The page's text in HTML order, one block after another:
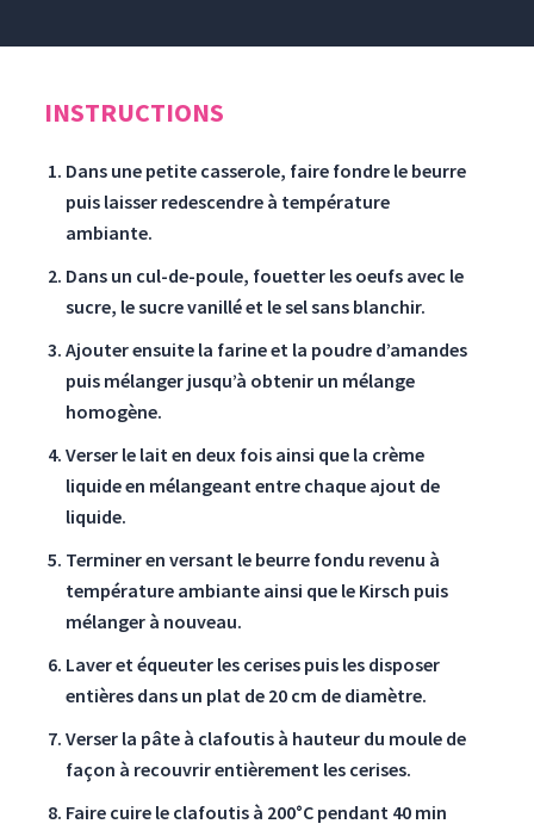
INSTRUCTIONS
Dans une petite casserole, faire fondre le beurre
puis laisser redescendre à température
ambiante.
Dans un cul-de-poule, fouetter les oeufs avec le
sucre, le sucre vanillé et le sel sans blanchir.
Ajouter ensuite la farine et la poudre d’amandes
puis mélanger jusqu’à obtenir un mélange
homogène.
Verser le lait en deux fois ainsi que la crème
liquide en mélangeant entre chaque ajout de
liquide.
Terminer en versant le beurre fondu revenu à
température ambiante ainsi que le Kirsch puis
mélanger à nouveau.
Laver et équeuter les cerises puis les disposer
entières dans un plat de 20 cm de diamètre.
Verser la pâte à clafoutis à hauteur du moule de
façon à recouvrir entièrement les cerises.
Faire cuire le clafoutis à 200°C pendant 40 min